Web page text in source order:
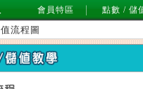
會員特區 點數 / 儲
值流程圖